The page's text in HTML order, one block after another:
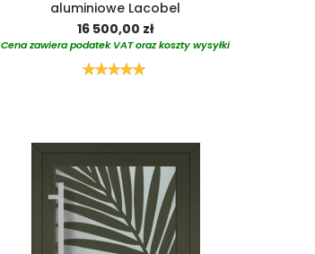
aluminiowe Lacobel
16 500,00 zł
Cena zawiera podatek VAT oraz koszty wysyłki
Ocena: